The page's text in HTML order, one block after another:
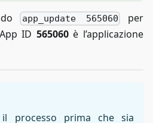
app_update 565060
per
ID 565060è l’applicazione
processo prima che sia